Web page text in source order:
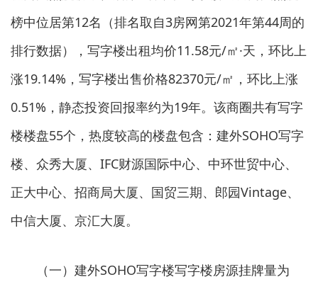
榜中位居第12名（排名取自3房网第2021年第44周的
排行数据），写字楼出租均价11.58元/㎡·天，环比上
涨19.14%，写字楼出售价格82370元/㎡，环比上涨
0.51%，静态投资回报率约为19年。该商圈共有写字
楼楼盘55个，热度较高的楼盘包含：建外SOHO写字
楼、众秀大厦、IFC财源国际中心、中环世贸中心、
正大中心、招商局大厦、国贸三期、郎园Vintage、
中信大厦、京汇大厦。
（一）建外SOHO写字楼写字楼房源挂牌量为